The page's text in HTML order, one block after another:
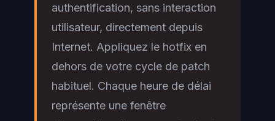
authentification, sans interaction
utilisateur, directement depuis
Internet. Appliquez le hotfix en
dehors de votre cycle de patch
habituel. Chaque heure de délai
représente une fenêtre